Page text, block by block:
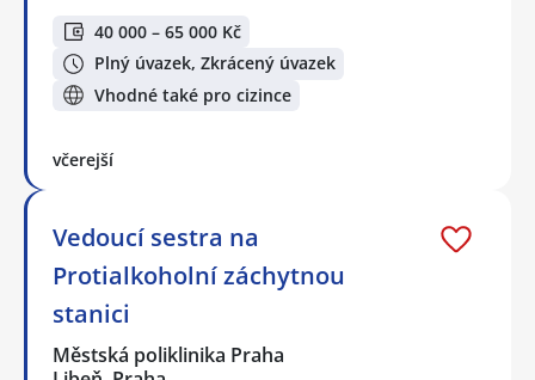
40 000 – 65 000 Kč
Plný úvazek, Zkrácený úvazek
Vhodné také pro cizince
včerejší
Vedoucí sestra na
Protialkoholní záchytnou
stanici
Městská poliklinika Praha